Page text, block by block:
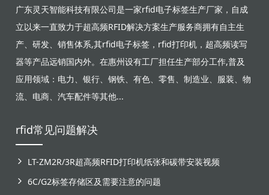
广东灵天智能科技有限公司是一家rfid电子标签生产厂家，自成
立以来一直致力于超高频RFID解决方案生产服务商拥有自主生
产、研发、销售体系,其rfid电子标签，rfid打印机，超高频读写
器等产品远销国内外。在惠州设有工厂担任生产部分工作,普及
应用领域：电力、银行、钢铁、有色、零售、制造业、服装、物
流、电商、汽车配件等其他...
rfid常见问题解决
LT-ZM2R/3R超高频RFID打印机纸张和碳带安装视频
6C/G2标签存储区及需要注意的问题